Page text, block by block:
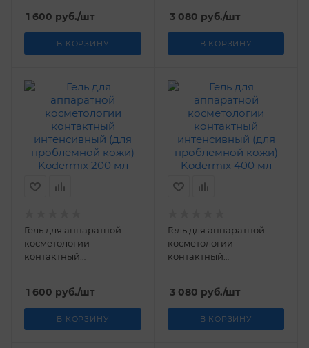
1 600 руб./шт
В КОРЗИНУ
3 080 руб./шт
В КОРЗИНУ
Гель для аппаратной
косметологии
контактный
Kodermix 200 мл
1 600 руб./шт
В КОРЗИНУ
Гель для аппаратной
косметологии
контактный
Kodermix 400 мл
3 080 руб./шт
В КОРЗИНУ